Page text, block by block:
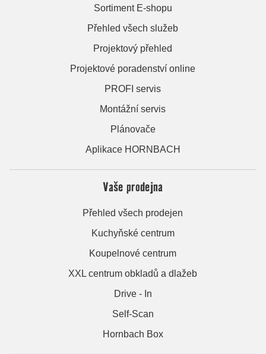
Sortiment E-shopu
Přehled všech služeb
Projektový přehled
Projektové poradenství online
PROFI servis
Montážní servis
Plánovače
Aplikace HORNBACH
Vaše prodejna
Přehled všech prodejen
Kuchyňské centrum
Koupelnové centrum
XXL centrum obkladů a dlažeb
Drive - In
Self-Scan
Hornbach Box